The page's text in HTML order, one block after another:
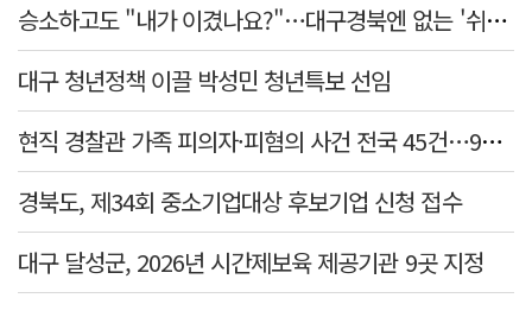
승소하고도 "내가 이겼나요?"…대구경북엔 없는 '쉬운 판결문'
대구 청년정책 이끌 박성민 청년특보 선임
현직 경찰관 가족 피의자·피혐의 사건 전국 45건…9월부터 '상피제'
경북도, 제34회 중소기업대상 후보기업 신청 접수
대구 달성군, 2026년 시간제보육 제공기관 9곳 지정